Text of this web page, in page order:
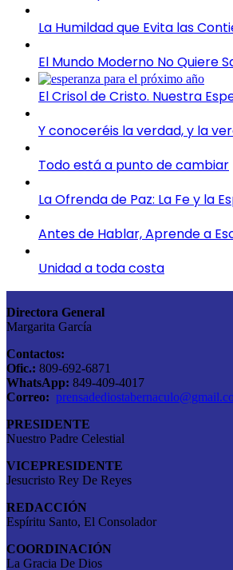
La Humildad que Evita las
El Mundo Moderno No Quiere
El Crisol de Cristo. Nuestra
Y conoceréis la verdad, y la
Todo está a punto de cambiar
La Ofrenda de Paz: La Fe y la
Antes de Hablar, Aprende a
Unidad a toda costa
Directora General
Margarita García
Contactos:
Ofic.: 809-692-6871
WhatsApp: 849-409-4017
Correo:
PRESIDENTE
Nuestro Padre Celestial
VICEPRESIDENTE
Jesucristo Rey De Reyes
REDACCIÓN
Espíritu Santo, El Consolador
COORDINACIÓN
La Gracia De Dios